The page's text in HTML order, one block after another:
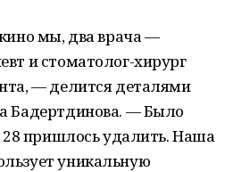
мы, два врача —
и стоматолог-хирург
— делится деталями
Бадертдинова. — Было
28 пришлось удалить. Наша
уникальную